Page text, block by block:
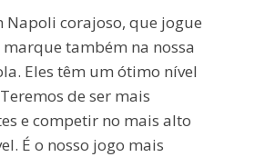
Napoli corajoso, que jogue
também na nossa
Eles têm um ótimo nível
de ser mais
e competir no mais alto
É o nosso jogo mais